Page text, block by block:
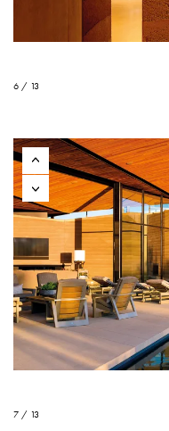
6 / 13
7 / 13